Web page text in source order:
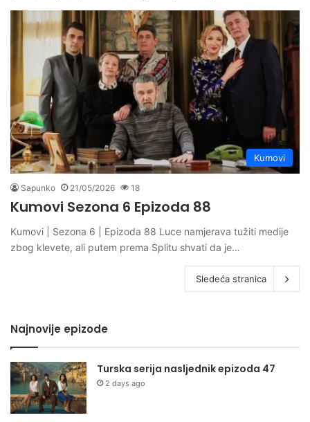
Kumovi
Sapunko 21/05/2026 18
Kumovi Sezona 6 Epizoda 88
Kumovi | Sezona 6 | Epizoda 88 Luce namjerava tužiti medije
zbog klevete, ali putem prema Splitu shvati da je…
Sledeća stranica
Najnovije epizode
Turska serija nasljednik epizoda 47
2 days ago